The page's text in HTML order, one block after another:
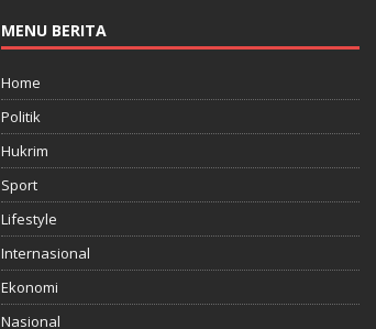
MENU BERITA
Home
Politik
Hukrim
Sport
Lifestyle
Internasional
Ekonomi
Nasional